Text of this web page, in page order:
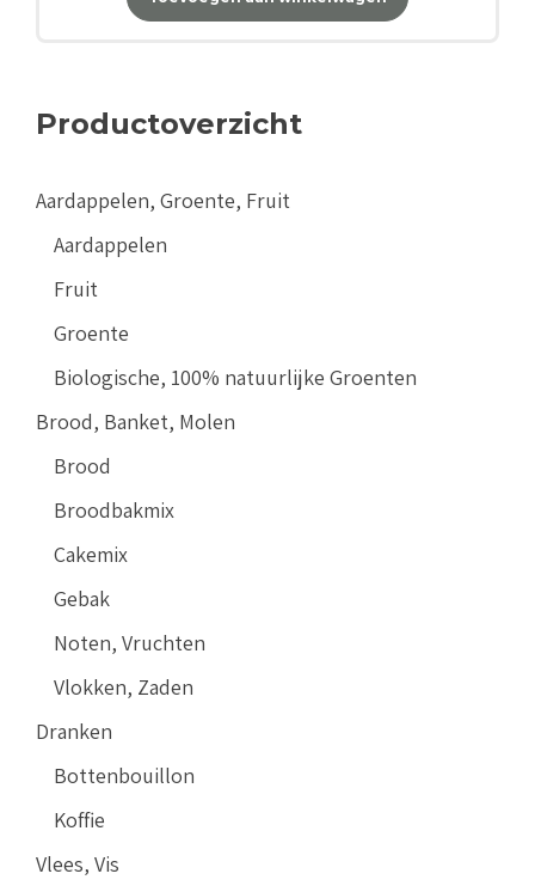
Productoverzicht
Aardappelen, Groente, Fruit
Aardappelen
Fruit
Groente
Biologische, 100% natuurlijke Groenten
Brood, Banket, Molen
Brood
Broodbakmix
Cakemix
Gebak
Noten, Vruchten
Vlokken, Zaden
Dranken
Bottenbouillon
Koffie
Vlees, Vis